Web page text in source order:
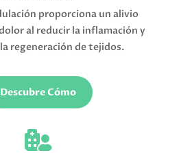
proporciona un alivio
al reducir la inflamación y
regeneración de tejidos.
Descubre Cómo
